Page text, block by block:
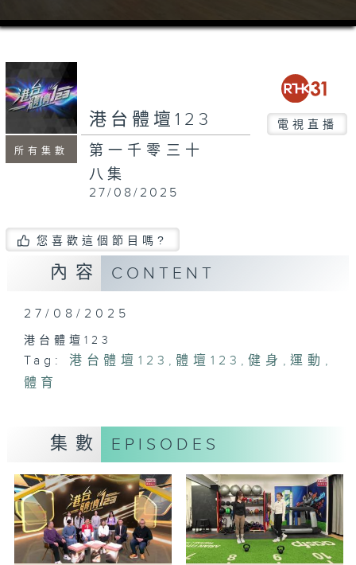
0
seconds
minutes,
7
seconds
所有集數
港台體壇123 電視直播
第一千零三十
八集
27/08/2025
您喜歡這個節目嗎?
內容 CONTENT
27/08/2025
港台體壇123
Tag: 港台體壇123 , 體壇123 , 健身 , 運動 ,
體育
集數 EPISODES